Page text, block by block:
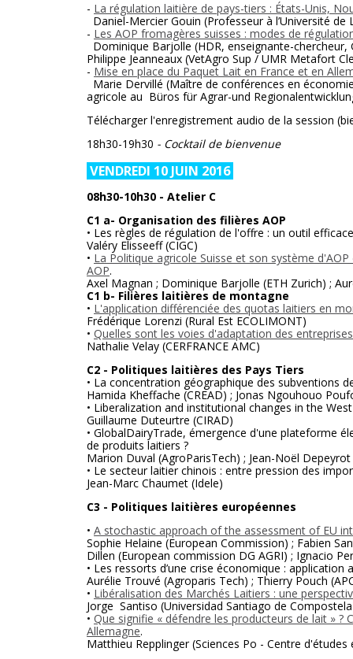
- La régulation laitière de pays-tiers : États-Unis,
Daniel-Mercier Gouin (Professeur à l’Université de
- Les AOP fromagères suisses : modes de
Dominique Barjolle (HDR, enseignante-
Philippe Jeanneaux (VetAgro Sup / UMR Metafort
- Mise en place du Paquet Lait en France et en
Marie Dervillé (Maître de conférences en
agricole au Büros für Agrar-und
Télécharger l'enregistrement audio de la session
18h30-19h30 - Cocktail de bienvenue
VENDREDI 10 JUIN 2016
08h30-10h30 - Atelier C
C1 a- Organisation des filières AOP
• Les règles de régulation de l'offre : un outil
Valéry Elisseeff (CIGC)
• La Politique agricole Suisse et son système
AOP.
Axel Magnan ; Dominique Barjolle (ETH Zurich) ;
C1 b- Filières laitières de montagne
• L'application différenciée des quotas laitiers en
Frédérique Lorenzi (Rural Est ECOLIMONT)
• Quelles sont les voies d'adaptation des
Nathalie Velay (CERFRANCE AMC)
C2 - Politiques laitières des Pays Tiers
• La concentration géographique des subventions
Hamida Kheffache (CREAD) ; Jonas Ngouhouo
• Liberalization and institutional changes in the
Guillaume Duteurtre (CIRAD)
• GlobalDairyTrade, émergence d'une plateforme
de produits laitiers ?
Marion Duval (AgroParisTech) ; Jean-Noël
• Le secteur laitier chinois : entre pression des
Jean-Marc Chaumet (Idele)
C3 - Politiques laitières européennes
• A stochastic approach of the assessment of EU
Sophie Helaine (European Commission) ; Fabien
Dillen (European commission DG AGRI) ; Ignacio
• Les ressorts d’une crise économique : application
Aurélie Trouvé (Agroparis Tech) ; Thierry Pouch
• Libéralisation des Marchés Laitiers : une
Jorge Santiso (Universidad Santiago de
• Que signifie « défendre les producteurs de lait »
Allemagne.
Matthieu Repplinger (Sciences Po - Centre d'études